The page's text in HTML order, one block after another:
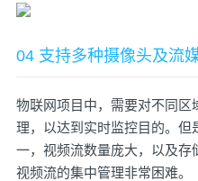
04 支持多种摄像头及流
物联网项目中，需要对不同区
理，以达到实时监控目的。
一，视频流数量庞大，以及
视频流的集中管理非常困难。